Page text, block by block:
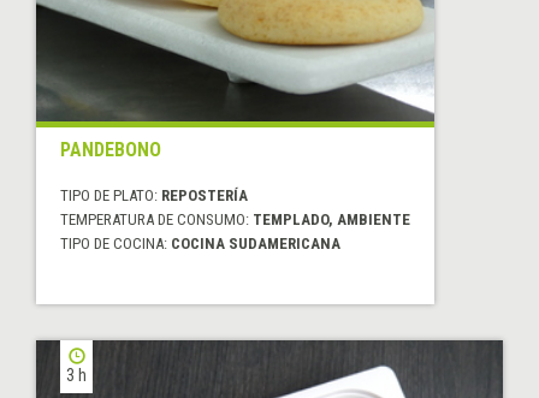
PANDEBONO
TIPO DE PLATO: REPOSTERÍA
TEMPERATURA DE CONSUMO: TEMPLADO, AMBIENTE
TIPO DE COCINA: COCINA SUDAMERICANA
3 h